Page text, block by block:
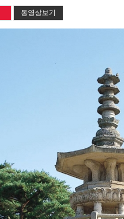
동영상보기